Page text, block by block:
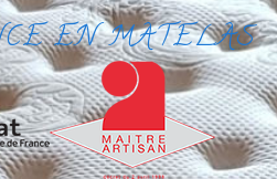
EN MATELAS